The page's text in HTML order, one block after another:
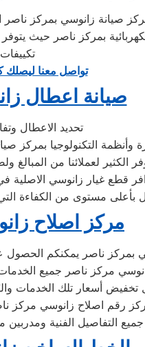
مع الدعم الفني لصيانة غسالات زانوسي
بمركز ناصر حيث
تواصل معنا ليصلك
صيانة اعطال
تحديد الاعطال
وأنظمة التكنولوجيا بمركز
الكثير لعملائنا من المبالغ
مركز اصلاح
ناصر يمكنكم الحصول
مركز ناصر جميع
رقم اصلاح زانوسي مركز
جميع التفاصيل الفنية